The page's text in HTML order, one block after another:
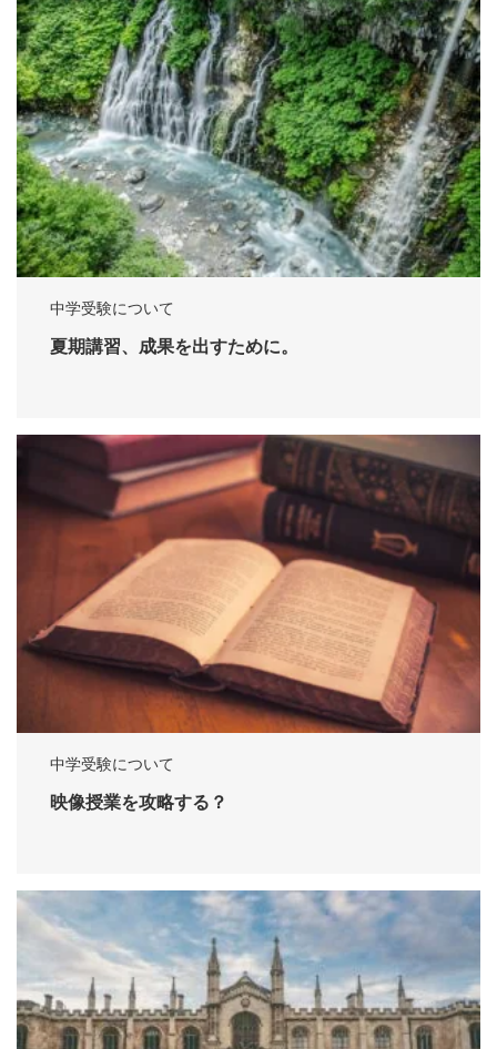
中学受験について
夏期講習、成果を出すために。
中学受験について
映像授業を攻略する？